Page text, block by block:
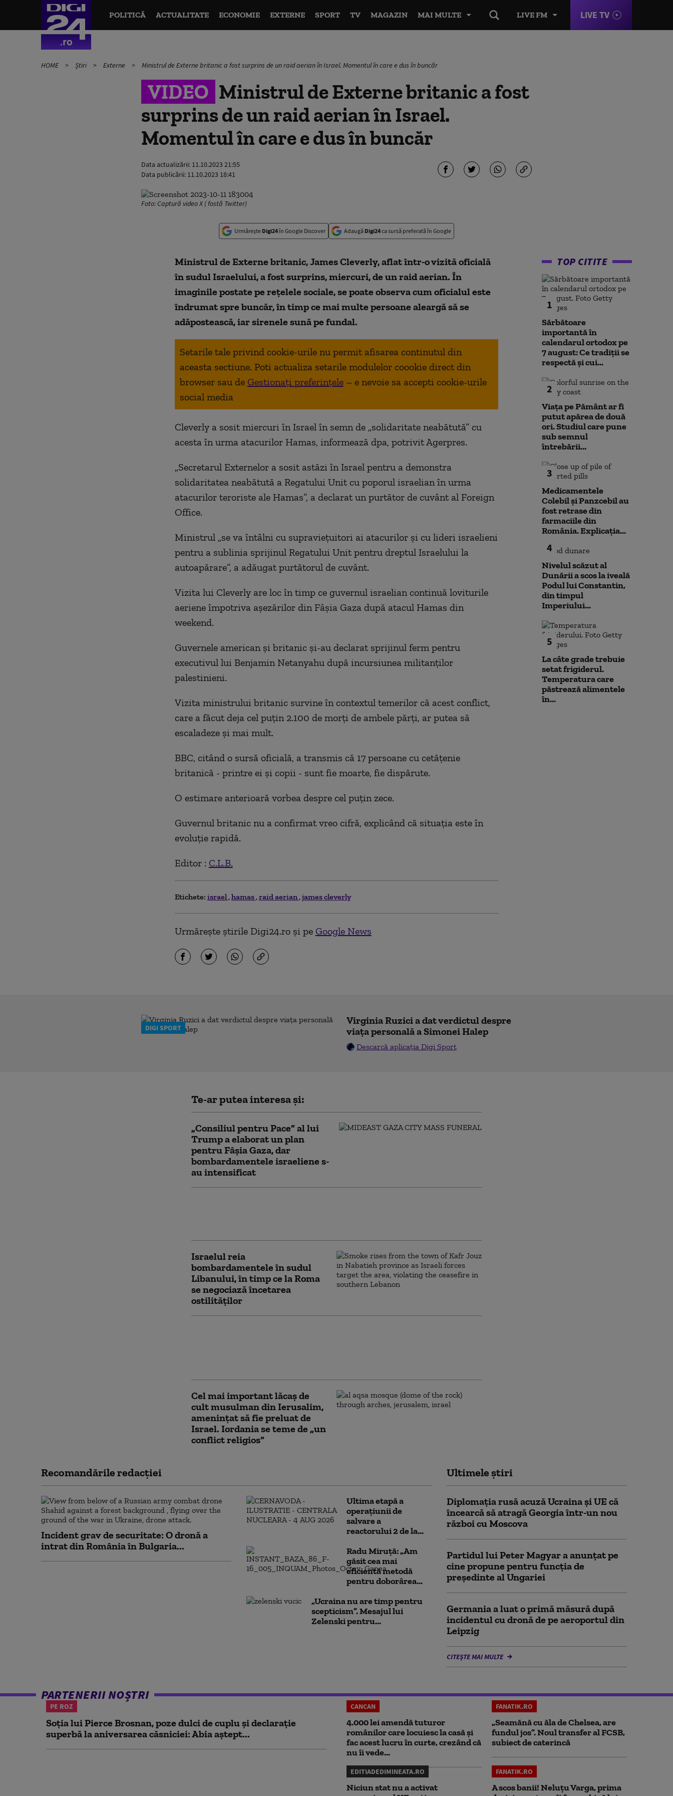
LIVE FM LIVE TV
POLITICĂ ACTUALITATE ECONOMIE EXTERNE SPORT TV MAGAZIN MAI MULTE
HOME Știri Externe Ministrul de Externe britanic a fost surprins de un raid aerian în Israel. Momentul în care e dus în buncăr
VIDEO Ministrul de Externe britanic a fost
surprins de un raid aerian în Israel.
Momentul în care e dus în buncăr
Data actualizării: 11.10.2023 21:55
Data publicării: 11.10.2023 18:41
Foto: Captură video X ( fostă Twitter)
Urmărește Digi24în Google Discover Adaugă Digi24ca sursă preferată în Google
Ministrul de Externe britanic, James Cleverly, aflat într-o vizită oficială
în sudul Israelului, a fost surprins, miercuri, de un raid aerian. În
imaginile postate pe rețelele sociale, se poate observa cum oficialul este
îndrumat spre buncăr, în timp ce mai multe persoane aleargă să se
adăpostească, iar sirenele sună pe fundal.
Setarile tale privind cookie-urile nu permit afisarea continutul din
aceasta sectiune. Poti actualiza setarile modulelor coookie direct din
browser sau de Gestionați preferințele – e nevoie sa accepti cookie-urile
social media
Cleverly a sosit miercuri în Israel în semn de „solidaritate neabătută” cu
acesta în urma atacurilor Hamas, informează dpa, potrivit Agerpres.
„Secretarul Externelor a sosit astăzi în Israel pentru a demonstra
solidaritatea neabătută a Regatului Unit cu poporul israelian în urma
atacurilor teroriste ale Hamas”, a declarat un purtător de cuvânt al Foreign
Office.
Ministrul „se va întâlni cu supravieţuitori ai atacurilor şi cu lideri israelieni
pentru a sublinia sprijinul Regatului Unit pentru dreptul Israelului la
autoapărare”, a adăugat purtătorul de cuvânt.
Vizita lui Cleverly are loc în timp ce guvernul israelian continuă loviturile
aeriene împotriva aşezărilor din Fâşia Gaza după atacul Hamas din
weekend.
Guvernele american şi britanic şi-au declarat sprijinul ferm pentru
executivul lui Benjamin Netanyahu după incursiunea militanţilor
palestinieni.
Vizita ministrului britanic survine în contextul temerilor că acest conflict,
care a făcut deja cel puţin 2.100 de morţi de ambele părţi, ar putea să
escaladeze şi mai mult.
BBC, citând o sursă oficială, a transmis că 17 persoane cu cetăţenie
britanică - printre ei şi copii - sunt fie moarte, fie dispărute.
O estimare anterioară vorbea despre cel puţin zece.
Guvernul britanic nu a confirmat vreo cifră, explicând că situaţia este în
evoluţie rapidă.
Editor : C.L.B.
Etichete: israel hamas raid aerian james cleverly
Urmărește știrile Digi24.ro și pe Google News
TOP CITITE
1
Sărbătoare
importantă în
calendarul ortodox pe
7 august: Ce tradiții se
respectă și cui...
2
Viața pe Pământ ar fi
putut apărea de două
ori. Studiul care pune
sub semnul
întrebării...
3
Medicamentele
Colebil și Panzcebil au
fost retrase din
farmaciile din
România. Explicația...
4
Nivelul scăzut al
Dunării a scos la iveală
Podul lui Constantin,
din timpul
Imperiului...
5
La câte grade trebuie
setat frigiderul.
Temperatura care
păstrează alimentele
în...
DIGI SPORT
Virginia Ruzici a dat verdictul despre
viața personală a Simonei Halep
Descarcă aplicația Digi Sport
Te-ar putea interesa și:
„Consiliul pentru Pace” al lui
Trump a elaborat un plan
pentru Fâșia Gaza, dar
bombardamentele israeliene s-
au intensificat
Israelul reia
bombardamentele în sudul
Libanului, în timp ce la Roma
se negociază încetarea
ostilităților
Cel mai important lăcaş de
cult musulman din Ierusalim,
amenințat să fie preluat de
Israel. Iordania se teme de „un
conflict religios”
Recomandările redacţiei
Incident grav de securitate: O dronă a
intrat din România în Bulgaria...
Ultima etapă a
operațiunii de
salvare a
reactorului 2 de la...
Radu Miruță: „Am
găsit cea mai
eficientă metodă
pentru doborârea...
„Ucraina nu are timp pentru
scepticism”. Mesajul lui
Zelenski pentru...
Ultimele știri
Diplomaţia rusă acuză Ucraina şi UE că
încearcă să atragă Georgia într-un nou
război cu Moscova
Partidul lui Peter Magyar a anunțat pe
cine propune pentru funcția de
președinte al Ungariei
Germania a luat o primă măsură după
incidentul cu dronă de pe aeroportul din
Leipzig
CITEȘTE MAI MULTE
PARTENERII NOȘTRI
PE ROZ
Soția lui Pierce Brosnan, poze dulci de cuplu și declarație
superbă la aniversarea căsniciei: Abia aștept...
CANCAN
4.000 lei amendă tuturor
românilor care locuiesc la casă și
fac acest lucru în curte, crezând că
nu îi vede...
FANATIK.RO
„Seamănă cu ăla de Chelsea, are
fundul jos”. Noul transfer al FCSB,
subiect de caterincă
EDITIADEDIMINEATA.RO
Niciun stat nu a activat
FANATIK.RO
A scos banii! Neluțu Varga, prima